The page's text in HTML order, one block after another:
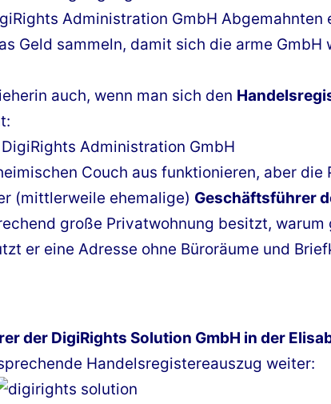
Administration GmbH Abgemahnten
Geld sammeln, damit sich die arme GmbH
auch, wenn man sich den
Couch aus funktionieren, aber die
(mittlerweile ehemalige) Geschäftsführer
große Privatwohnung besitzt,
er eine Adresse ohne Büroräume und
der DigiRights Solution GmbH in der
Handelsregistereauszug weiter: